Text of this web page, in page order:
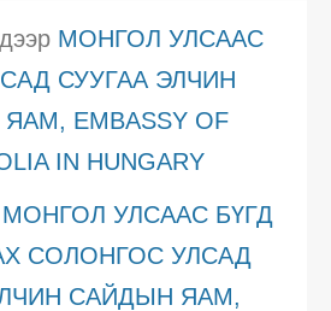
МОНГОЛ УЛСААС
СУУГАА ЭЛЧИН
EMBASSY OF
IN HUNGARY
МОНГОЛ УЛСААС БҮГД
СОЛОНГОС УЛСАД
САЙДЫН ЯАМ,